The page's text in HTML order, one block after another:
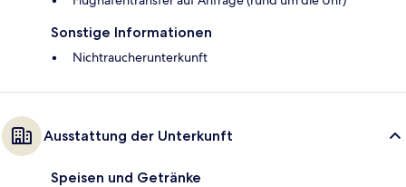
Sonstige Informationen
Nichtraucherunterkunft
Ausstattung der Unterkunft
Speisen und Getränke